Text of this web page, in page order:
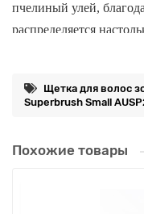
пчелиный улей,
распределяется
Все изделия бренда
Щетка для волос
Superbrush Small
Похожие товары